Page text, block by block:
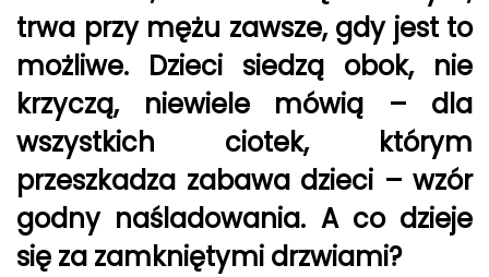
trwa przy mężu zawsze, gdy jest to
możliwe. Dzieci siedzą obok, nie
krzyczą, niewiele mówią – dla
wszystkich ciotek, którym
przeszkadza zabawa dzieci – wzór
godny naśladowania. A co dzieje
się za zamkniętymi drzwiami?